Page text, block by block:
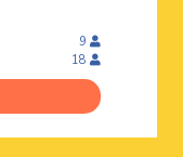
9
18